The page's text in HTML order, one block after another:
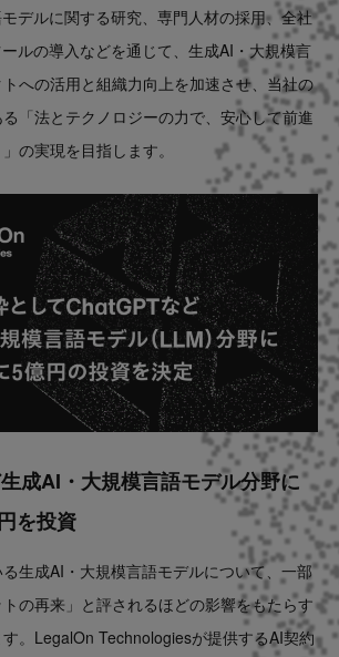
デルに関する研究、専門人材の採用、全社
ルの導入などを通じて、生成AI・大規模言
への活用と組織力向上を加速させ、当社の
「法とテクノロジーの力で、安心して前進
の実現を目指します。
成AI・大規模言語モデル分野に
を投資
生成AI・大規模言語モデルについて、一部
の再来」と評されるほどの影響をもたらす
。LegalOn Technologiesが提供するAI契約